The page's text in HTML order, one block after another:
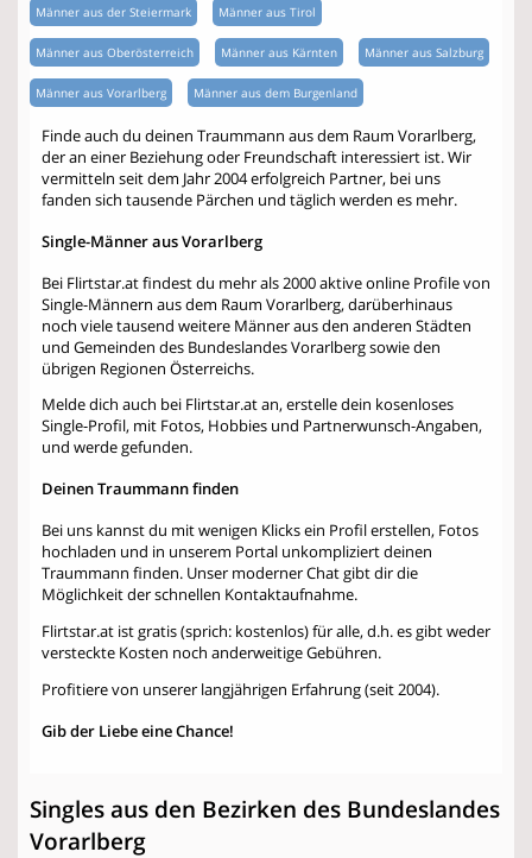
Männer aus der Steiermark Männer aus Tirol
Männer aus Oberösterreich Männer aus Kärnten Männer aus Salzburg
Männer aus Vorarlberg Männer aus dem Burgenland
Finde auch du deinen Traummann aus dem Raum Vorarlberg,
der an einer Beziehung oder Freundschaft interessiert ist. Wir
vermitteln seit dem Jahr 2004 erfolgreich Partner, bei uns
fanden sich tausende Pärchen und täglich werden es mehr.
Single-Männer aus Vorarlberg
Bei Flirtstar.at findest du mehr als 2000 aktive online Profile von
Single-Männern aus dem Raum Vorarlberg, darüberhinaus
noch viele tausend weitere Männer aus den anderen Städten
und Gemeinden des Bundeslandes Vorarlberg sowie den
übrigen Regionen Österreichs.
Melde dich auch bei Flirtstar.at an, erstelle dein kosenloses
Single-Profil, mit Fotos, Hobbies und Partnerwunsch-Angaben,
und werde gefunden.
Deinen Traummann finden
Bei uns kannst du mit wenigen Klicks ein Profil erstellen, Fotos
hochladen und in unserem Portal unkompliziert deinen
Traummann finden. Unser moderner Chat gibt dir die
Möglichkeit der schnellen Kontaktaufnahme.
Flirtstar.at ist gratis (sprich: kostenlos) für alle, d.h. es gibt weder
versteckte Kosten noch anderweitige Gebühren.
Profitiere von unserer langjährigen Erfahrung (seit 2004).
Gib der Liebe eine Chance!
Singles aus den Bezirken des Bundeslandes
Vorarlberg